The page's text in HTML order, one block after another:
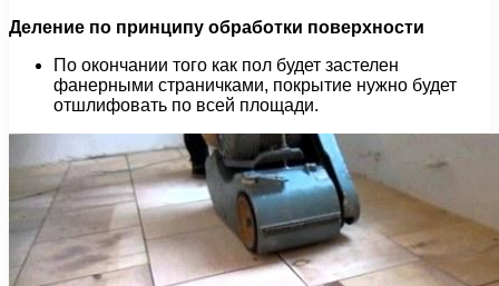
Деление по принципу обработки поверхности
По окончании того как пол будет застелен
фанерными страничками, покрытие нужно будет
отшлифовать по всей площади.